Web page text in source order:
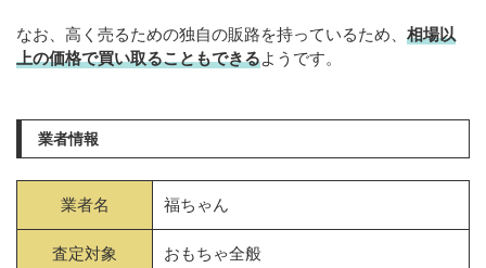
なお、高く売るための独自の販路を持っているため、 相場以
上の価格で買い取ることもできるようです。
業者情報
業者名 福ちゃん
査定対象 おもちゃ全般